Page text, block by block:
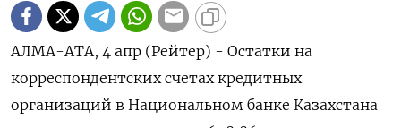
АЛМА-АТА, 4 апр (Рейтер) - Остатки на
корреспондентских счетах кредитных
организаций в Национальном банке Казахстана